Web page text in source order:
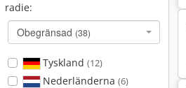
radie:
Obegränsad (38)
Tyskland (12)
Nederländerna (6)